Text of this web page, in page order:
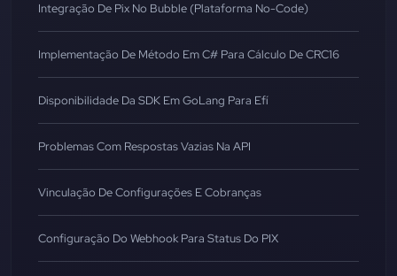
Integração De Pix No Bubble (Plataforma No-Code)
Implementação De Método Em C# Para Cálculo De CRC16
Disponibilidade Da SDK Em GoLang Para Efí
Problemas Com Respostas Vazias Na API
Vinculação De Configurações E Cobranças
Configuração Do Webhook Para Status Do PIX